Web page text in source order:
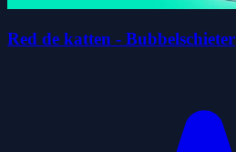
Red de katten - Bubbelschieter